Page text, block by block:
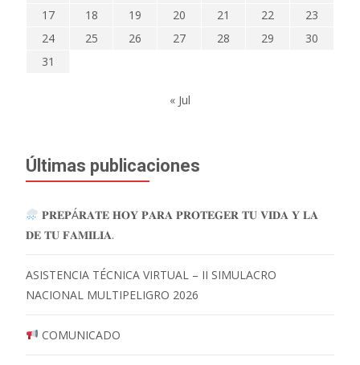
17
18 19 20 21 22
23
24
25 26 27 28 29
30
31
« Jul
Últimas publicaciones
𝐏𝐑𝐄𝐏Á𝐑𝐀𝐓𝐄 𝐇𝐎𝐘 𝐏𝐀𝐑𝐀 𝐏𝐑𝐎𝐓𝐄𝐆𝐄𝐑 𝐓𝐔 𝐕𝐈𝐃𝐀 𝐘 𝐋𝐀
𝐃𝐄 𝐓𝐔 𝐅𝐀𝐌𝐈𝐋𝐈𝐀.
ASISTENCIA TÉCNICA VIRTUAL – II SIMULACRO
NACIONAL MULTIPELIGRO 2026
COMUNICADO